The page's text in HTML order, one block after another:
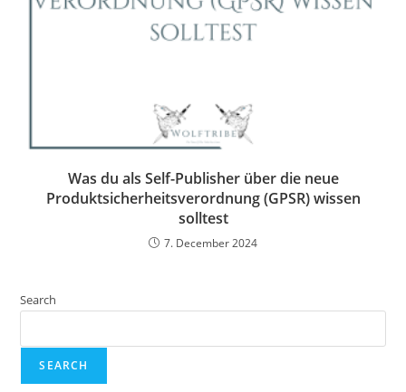
Was du als Self-Publisher über die neue
Produktsicherheitsverordnung (GPSR) wissen
solltest
7. December 2024
Search
SEARCH